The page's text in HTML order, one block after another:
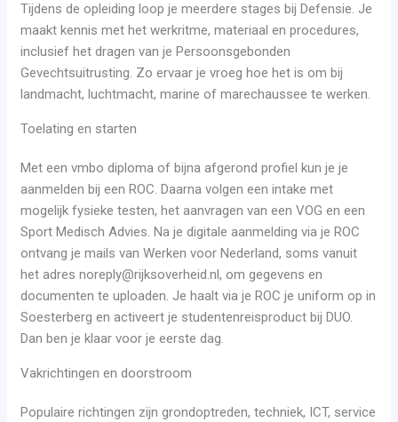
Tijdens de opleiding loop je meerdere stages bij Defensie. Je
maakt kennis met het werkritme, materiaal en procedures,
inclusief het dragen van je Persoonsgebonden
Gevechtsuitrusting. Zo ervaar je vroeg hoe het is om bij
landmacht, luchtmacht, marine of marechaussee te werken.
Toelating en starten
Met een vmbo diploma of bijna afgerond profiel kun je je
aanmelden bij een ROC. Daarna volgen een intake met
mogelijk fysieke testen, het aanvragen van een VOG en een
Sport Medisch Advies. Na je digitale aanmelding via je ROC
ontvang je mails van Werken voor Nederland, soms vanuit
het adres noreply@rijksoverheid.nl, om gegevens en
documenten te uploaden. Je haalt via je ROC je uniform op in
Soesterberg en activeert je studentenreisproduct bij DUO.
Dan ben je klaar voor je eerste dag.
Vakrichtingen en doorstroom
Populaire richtingen zijn grondoptreden, techniek, ICT, service